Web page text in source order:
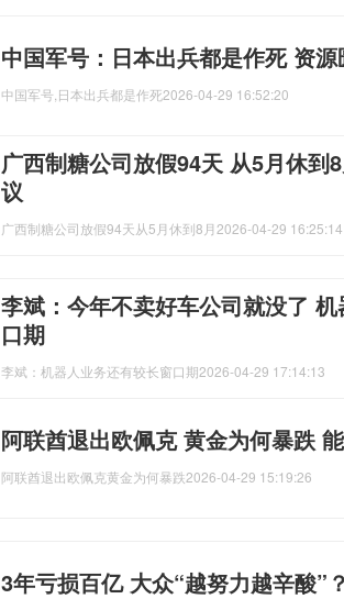
中国军号：日本出兵都是作死 资
中国军号,日本出兵都是作死2026-04-29 16:52:20
广西制糖公司放假94天 从5月休到
议
广西制糖公司放假94天从5月休到8月 2026-04-29 16:25:14
李斌：今年不卖好车公司就没了
口期
李斌：机器人业务还有较长窗口期2026-04-29 17:14:13
阿联酋退出欧佩克 黄金为何暴跌
阿联酋退出欧佩克黄金为何暴跌2026-04-29 15:19:26
3年亏损百亿 大众“越努力越辛酸”